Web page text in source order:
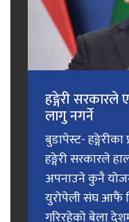
हङ्गेरी सरकारले
लागु नगर्ने
बुडापेस्ट-
हङ्गेरी सरकारले
अपनाउने कुनै
युरोपेली संघ आफैं
गरिरहेको बेला